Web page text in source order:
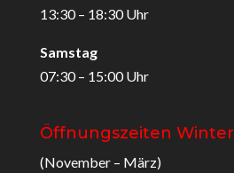
13:30 – 18:30 Uhr
Samstag
07:30 – 15:00 Uhr
Öffnungszeiten Winter
(November – März)